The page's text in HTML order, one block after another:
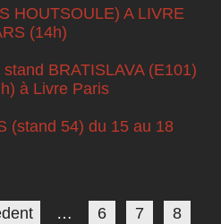
HOUTSOULE) A LIVRE
(14h)
BRATISLAVA (E101)
à Livre Paris
(stand 54) du 15 au 18
… 6 7 8